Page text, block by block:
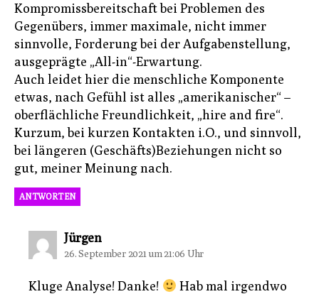
Kompromissbereitschaft bei Problemen des
Gegenübers, immer maximale, nicht immer
sinnvolle, Forderung bei der Aufgabenstellung,
ausgeprägte „All-in“-Erwartung.
Auch leidet hier die menschliche Komponente
etwas, nach Gefühl ist alles „amerikanischer“ –
oberflächliche Freundlichkeit, „hire and fire“.
Kurzum, bei kurzen Kontakten i.O., und sinnvoll,
bei längeren (Geschäfts)Beziehungen nicht so
gut, meiner Meinung nach.
ANTWORTEN
Jürgensagt:
26. September 2021 um 21:06 Uhr
Kluge Analyse! Danke!
Hab mal irgendwo